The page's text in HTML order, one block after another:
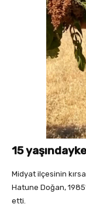
15
Midyat ilçesinin
Hatune Doğan,
etti.